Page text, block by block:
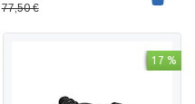
77,50 €
17 %